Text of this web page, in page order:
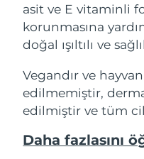
asit ve E vitaminli
korunmasına
doğal ışıltılı ve
Vegandır ve
edilmemiştir,
edilmiştir ve tüm
Daha fazlasını